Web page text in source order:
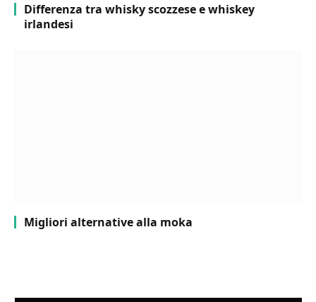
Differenza tra whisky scozzese e whiskey
irlandesi
Migliori alternative alla moka